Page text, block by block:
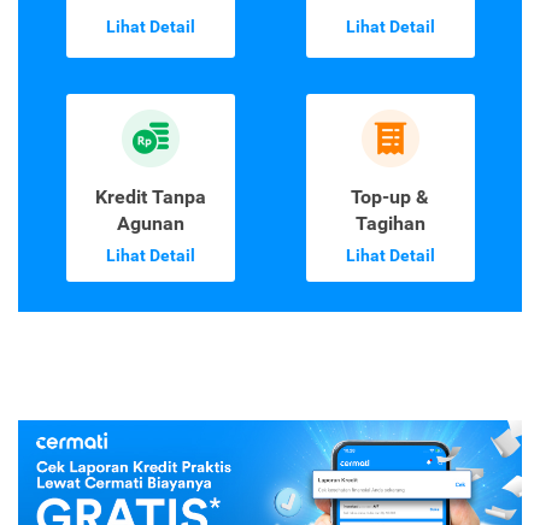
Lihat Detail Lihat Detail
Kredit Tanpa
Agunan
Lihat Detail
Top-up &
Tagihan
Lihat Detail